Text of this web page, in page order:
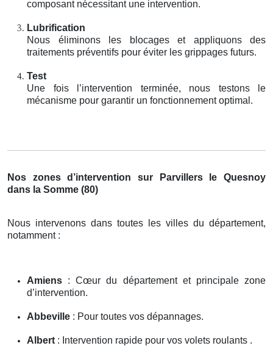
composant nécessitant une intervention.
Lubrification
Nous éliminons les blocages et appliquons des
traitements préventifs pour éviter les grippages futurs.
Test
Une fois l’intervention terminée, nous testons le
mécanisme pour garantir un fonctionnement optimal.
Nos zones d’intervention sur Parvillers le Quesnoy
dans la Somme (80)
Nous intervenons dans toutes les villes du département,
notamment :
Amiens : Cœur du département et principale zone
d’intervention.
Abbeville : Pour toutes vos dépannages.
Albert : Intervention rapide pour vos volets roulants .